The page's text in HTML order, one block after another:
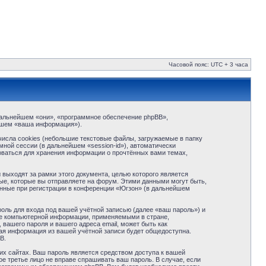
Часовой пояс: UTC + 3 часа
«они», «программное обеспечение phpBB»,
«ваша информация»).
cookies (небольшие текстовые файлы, загружаемые в папку
сессии (в дальнейшем «session-id»), автоматически
для хранения информации о прочтённых вами темах,
за рамки этого документа, целью которого является
которые вы отправляете на форум. Этими данными могут быть,
при регистрации в конференции «Югзон» (в дальнейшем
для входа под вашей учётной записью (далее «ваш пароль») и
компьютерной информации, применяемыми в стране,
пароля и вашего адреса email, может быть как
информация из вашей учётной записи будет общедоступна.
сайтах. Ваш пароль является средством доступа к вашей
третье лицо не вправе спрашивать ваш пароль. В случае, если